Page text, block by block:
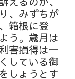
、みずちが
箱根に登
う。歳月は
害損得は一
している御
しょうとす